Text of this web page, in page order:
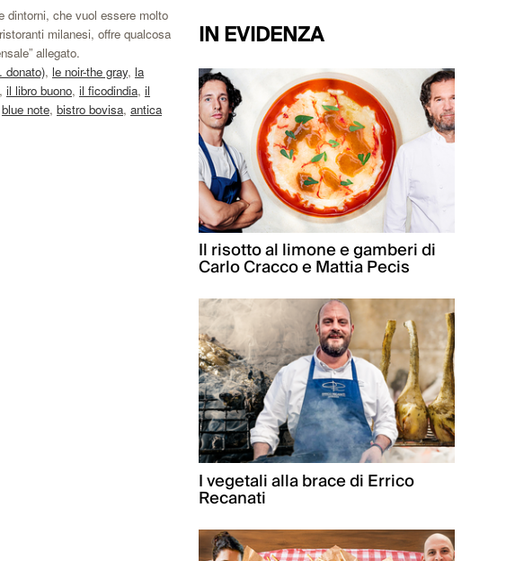
dintorni, che vuol essere molto
milanesi, offre qualcosa
allegato.
donato), le noir-the gray, la
, il libro buono, il ficodindia, il
blue note, bistro bovisa, antica
IN EVIDENZA
Il risotto al limone e gamberi di
Carlo Cracco e Mattia Pecis
I vegetali alla brace di Errico
Recanati